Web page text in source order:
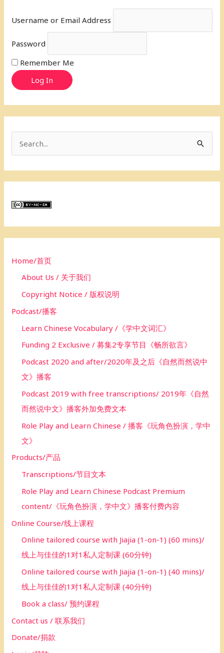
Username or Email Address
Password
Remember Me
Log In
c
rHome/首页
About Us / 关于我们
Copyright Notice / 版权说明
Podcast/播客
Learn Chinese Vocabulary /《学中文词汇》
Funding 2 Exclusive / 募集2专享节目《畅所欲言》
Podcast 2020 and after/2020年及之后《自然而然说中
文》播客
Podcast 2019 with free transcriptions/ 2019年《自然
而然说中文》播客外加免费文本
Role Play and Learn Chinese / 播客《玩角色扮演，学中
文》
Products/产品
Transcriptions/节目文本
Role Play and Learn Chinese Podcast Premium
content/《玩角色扮演，学中文》播客付费内容
Online Course/线上课程
Online tailored course with Jiajia (1-on-1) (60 mins)/
线上与佳佳的1对1私人定制课 (60分钟)
Online tailored course with Jiajia (1-on-1) (40 mins)/
线上与佳佳的1对1私人定制课 (40分钟)
Book a class/ 预约课程
Contact us / 联系我们
Donate/捐款